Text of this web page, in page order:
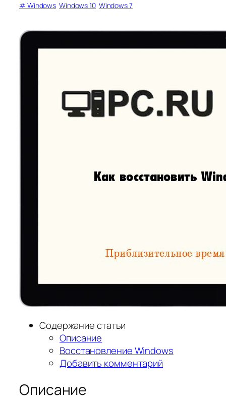
# Windows Windows 10 Windows 7
Содержание статьи
Описание
Восстановление Windows
Добавить комментарий
Описание